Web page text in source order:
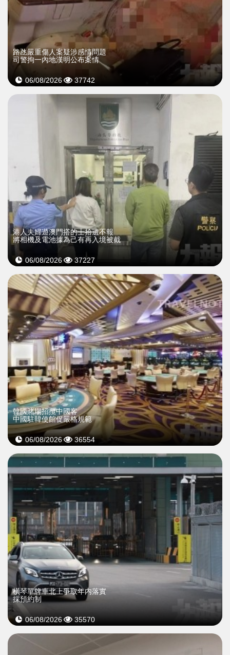
​路氹嚴重傷人案疑涉感情問題
司警拘一內地漢明公布案情
06/08/2026 37742
​港人夫婦遊澳門搭的士拾遺不報
將相機及電池據為己有再入境被截
06/08/2026 37227
韓國賭場招攬中國客
中國駐韓使館促嚴格規範
06/08/2026 36554
橫琴單牌車北上爭取年内落實
採預約制
06/08/2026 35570